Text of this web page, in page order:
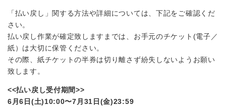
「払い戻し」関する方法や詳細については、下記をご確認くだ
さい。
払い戻し作業が確定致しますまでは、お手元のチケット(電子／
紙）は大切に保管ください。
その際、紙チケットの半券は切り離さず紛失しないようお願い
致します。
<<払い戻し受付期間>>
6 月6日(土)10:00〜7月31日(金)23:59